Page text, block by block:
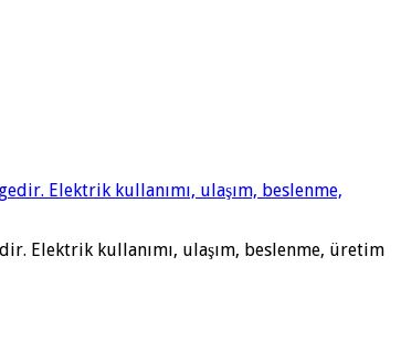
Elektrik kullanımı, ulaşım, beslenme, üretim